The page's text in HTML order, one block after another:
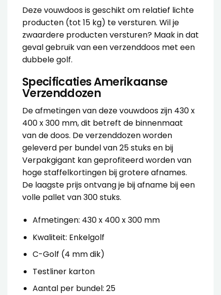
Deze vouwdoos is geschikt om relatief lichte
producten (tot 15 kg) te versturen. Wil je
zwaardere producten versturen? Maak in dat
geval gebruik van eenverzenddoos met een
dubbele golf.
Specificaties Amerikaanse
Verzenddozen
De afmetingen van dezevouwdoos zijn 430 x
400 x 300 mm, dit betreft de binnenmaat
van de doos. Deverzenddozenworden
geleverd per bundel van 25 stuks en bij
Verpakgigant kan geprofiteerd worden van
hoge staffelkortingen bij grotere afnames.
De laagste prijs ontvang je bij afname bij een
volle pallet van 300 stuks.
Afmetingen: 430 x 400 x 300 mm
Kwaliteit: Enkelgolf
C-Golf (4 mm dik)
Testliner karton
Aantal per bundel: 25